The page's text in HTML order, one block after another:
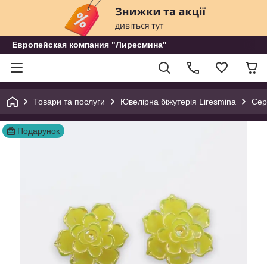
Европейская компания "Лиресмина"
Товари та послуги Ювелірна біжутерія Liresmina
Подарунок